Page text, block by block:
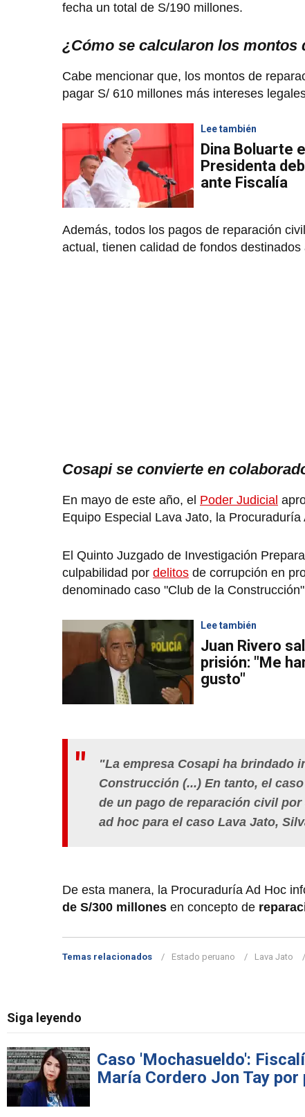
fecha un total de S/190 millones.
¿Cómo se calcularon los montos
Cabe mencionar que, los montos de
pagar S/ 610 millones más intereses
Lee también
Dina Boluarte
Presidenta
ante Fiscalía
Además, todos los pagos de reparación
actual, tienen calidad de fondos destinados
Cosapi se convierte en
En mayo de este año, el Poder Judicial
Equipo Especial Lava Jato, la Procuraduría
El Quinto Juzgado de Investigación
culpabilidad por delitos de corrupción en
denominado caso "Club de la
Lee también
Juan Rivero
prisión: "Me
gusto"
"La empresa Cosapi ha brindado
Construcción (...) En tanto, el
de un pago de reparación civil
ad hoc para el caso Lava Jato,
De esta manera, la Procuraduría Ad Hoc
de S/300 millones en concepto de
Temas relacionados Estado peruano Lava Jato
Siga leyendo
Caso 'Mochasueldo':
María Cordero Jon Tay